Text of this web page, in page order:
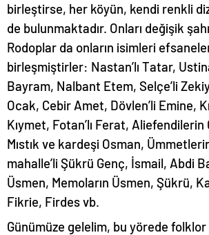
birleştirse, her köyün, kendi renkli
de bulunmaktadır. Onları değişik
Rodoplar da onların isimleri
birleşmiştirler: Nastan’lı Tatar,
Bayram, Nalbant Etem, Selçe’li
Ocak, Cebir Amet, Dövlen’li Emine,
Kıymet, Fotan’lı Ferat, Aliefendilerin
Mıstık ve kardeşi Osman,
mahalle’li Şükrü Genç, İsmail, Abdi
Üsmen, Memoların Üsmen, Şükrü,
Fikrie, Firdes vb.
Günümüze gelelim, bu yörede